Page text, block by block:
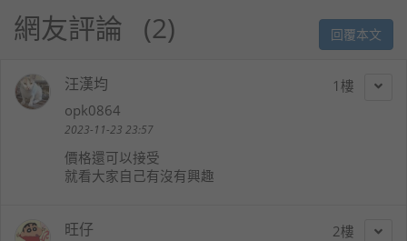
網友評論 2 回覆本文
1
汪漢均
opk0864
2023-11-23 23:57
價格還可以接受
就看大家自己有沒有興趣
2
旺仔